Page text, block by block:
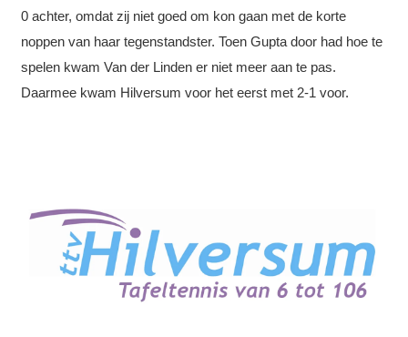
0 achter, omdat zij niet goed om kon gaan met de korte
noppen van haar tegenstandster. Toen Gupta door had hoe te
spelen kwam Van der Lindener niet meer aan te pas.
Daarmee kwam Hilversum voor het eerst met 2-1 voor.